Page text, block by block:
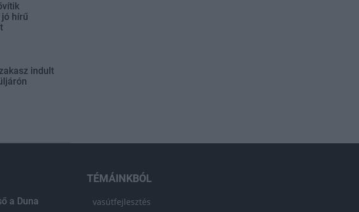
hírű
indult
a Duna
TÉMÁINKBÓL
vasútfejlesztés